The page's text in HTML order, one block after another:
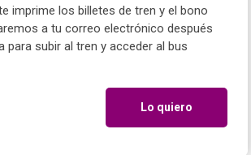
imprime los billetes de tren y el bono
a tu correo electrónico después
para subir al tren y acceder al bus
Lo quiero